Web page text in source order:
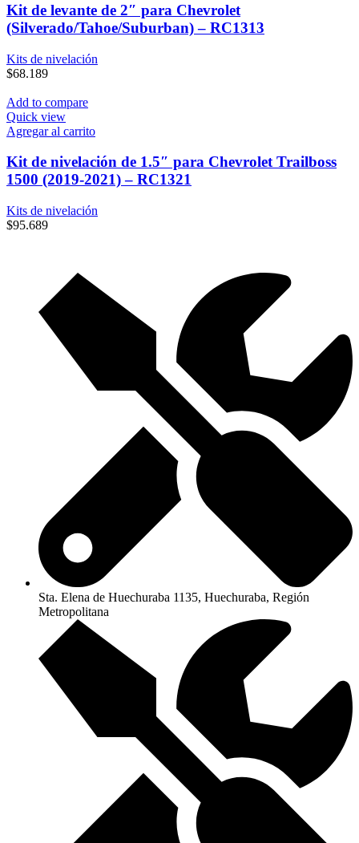
Kit de levante de 2″ para Chevrolet
(Silverado/Tahoe/Suburban) – RC1313
Kits de nivelación
$68.189
Add to compare
Quick view
Agregar al carrito
Kit de nivelación de 1.5″ para Chevrolet Trailboss
1500 (2019-2021) – RC1321
Kits de nivelación
$95.689
Sta. Elena de Huechuraba 1135, Huechuraba, Región
Metropolitana